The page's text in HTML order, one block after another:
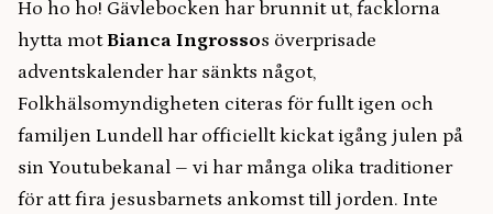
Ho ho ho! Gävlebocken har brunnit ut, facklorna
hytta motBianca Ingrossos överprisade
adventskalender har sänkts något,
Folkhälsomyndigheten citeras för fullt igen och
familjen Lundell har officiellt kickat igång julen på
sin Youtubekanal – vi har många olika traditioner
för att fira jesusbarnets ankomst till jorden. Inte